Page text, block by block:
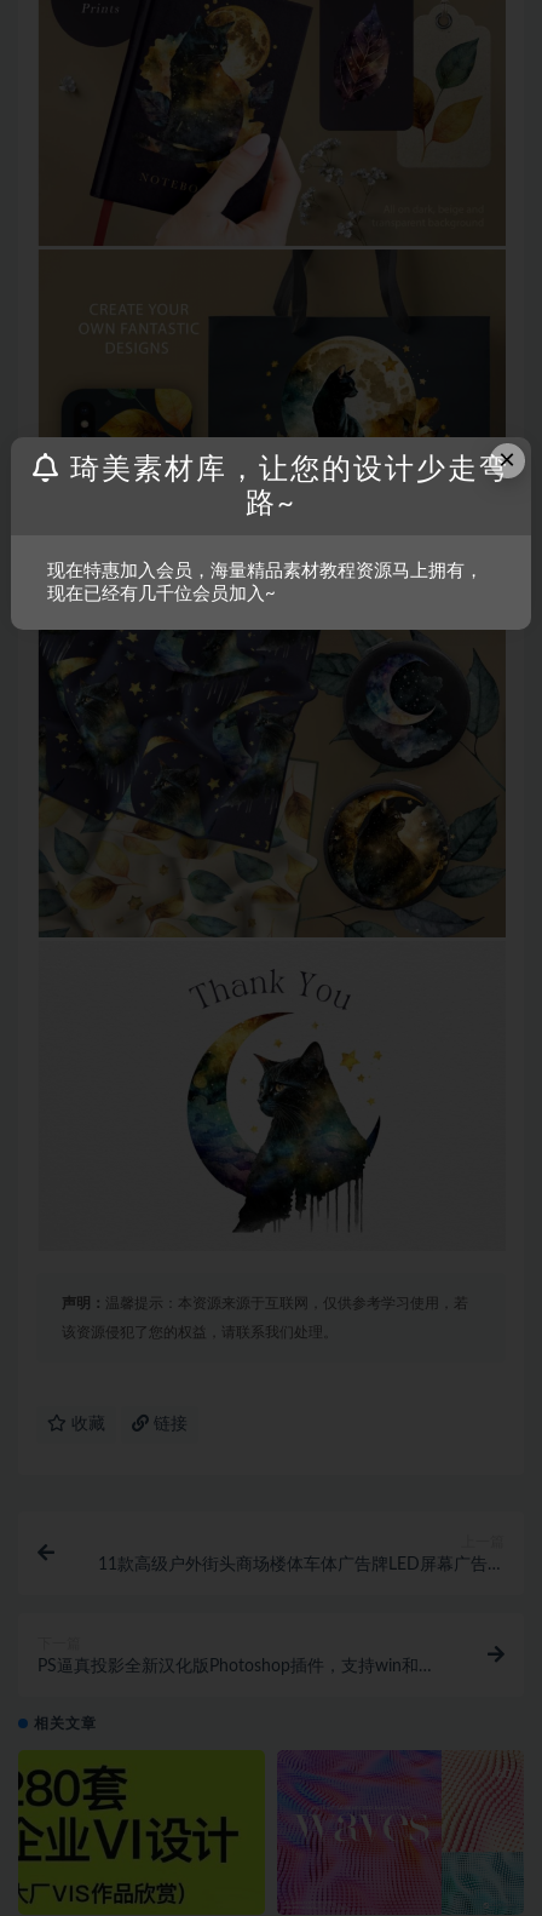
声明： 温馨提示：本资源来源于互联网，仅供参考学习使用，若
该资源侵犯了您的权益，请联系我们处理。
收藏 链接
11款高级户外街头商场楼体车体广告牌LED屏幕广告设
PS逼真投影全新汉化版Photoshop插件，支持win和
相关文章
×
琦美素材库，让您的设计少走弯
路~
现在特惠加入会员，海量精品素材教程资源马上拥有，
现在已经有几千位会员加入~